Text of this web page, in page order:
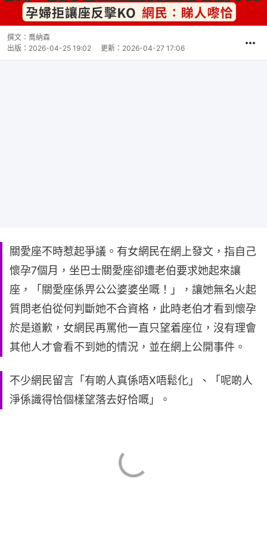
撰文： 喬納森
出版： 2026-04-25 19:02 更新： 2026-04-27 17:06
關愛座不時惹起爭議。有女網民在網上發文，指自己
懷孕7個月，坐巴士關愛座卻遭老伯要求她起來讓
座，「關愛座係畀公公婆婆坐嘅！」，讓她無名火起
質問老伯從何判斷她不合資格，此時老伯才看到懷孕
於是道歉，女網民再罵他一直只望着座位，沒有理會
其他人才會看不到她的情況，並在網上公開事件。
不少網民留言「有啲人真係唔X唔鬆化」、「呢啲人
淨係識得恰個樣望落去好恰嘅」。